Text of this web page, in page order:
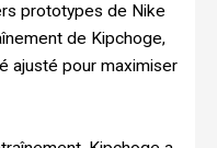
prototypes de Nike
de Kipchoge,
ajusté pour maximiser